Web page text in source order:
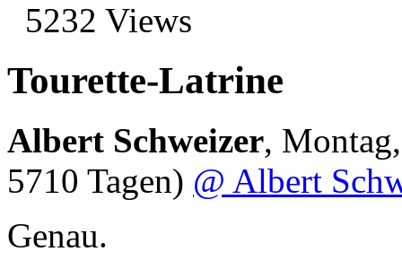
5232 Views
Tourette-Latrine
Albert Schweizer,
5710 Tagen) @ Albert
Genau.